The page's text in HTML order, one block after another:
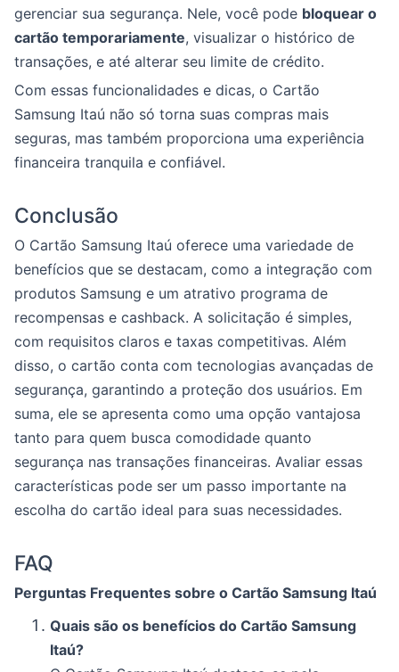
gerenciar sua segurança. Nele, você pode bloquear o
cartão temporariamente, visualizar o histórico de
transações, e até alterar seu limite de crédito.
Com essas funcionalidades e dicas, o Cartão
Samsung Itaú não só torna suas compras mais
seguras, mas também proporciona uma experiência
financeira tranquila e confiável.
Conclusão
O Cartão Samsung Itaú oferece uma variedade de
benefícios que se destacam, como a integração com
produtos Samsung e um atrativo programa de
recompensas e cashback. A solicitação é simples,
com requisitos claros e taxas competitivas. Além
disso, o cartão conta com tecnologias avançadas de
segurança, garantindo a proteção dos usuários. Em
suma, ele se apresenta como uma opção vantajosa
tanto para quem busca comodidade quanto
segurança nas transações financeiras. Avaliar essas
características pode ser um passo importante na
escolha do cartão ideal para suas necessidades.
FAQ
Perguntas Frequentes sobre o Cartão Samsung Itaú
Quais são os benefícios do Cartão Samsung
Itaú?